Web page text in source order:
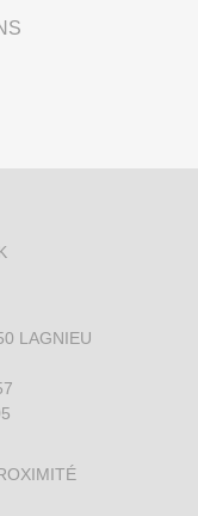
LAGNIEU